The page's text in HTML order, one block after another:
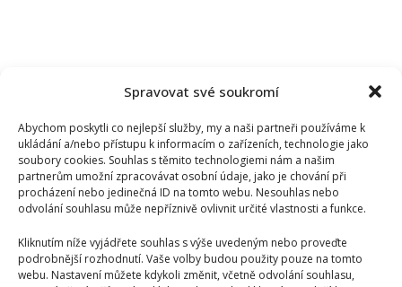
Spravovat své soukromí
Abychom poskytli co nejlepší služby, my a naši partneři používáme k
ukládání a/nebo přístupu k informacím o zařízeních, technologie jako
soubory cookies. Souhlas s těmito technologiemi nám a našim
partnerům umožní zpracovávat osobní údaje, jako je chování při
procházení nebo jedinečná ID na tomto webu. Nesouhlas nebo
odvolání souhlasu může nepříznivě ovlivnit určité vlastnosti a funkce.
Kliknutím níže vyjádřete souhlas s výše uvedeným nebo proveďte
podrobnější rozhodnutí. Vaše volby budou použity pouze na tomto
webu. Nastavení můžete kdykoli změnit, včetně odvolání souhlasu,